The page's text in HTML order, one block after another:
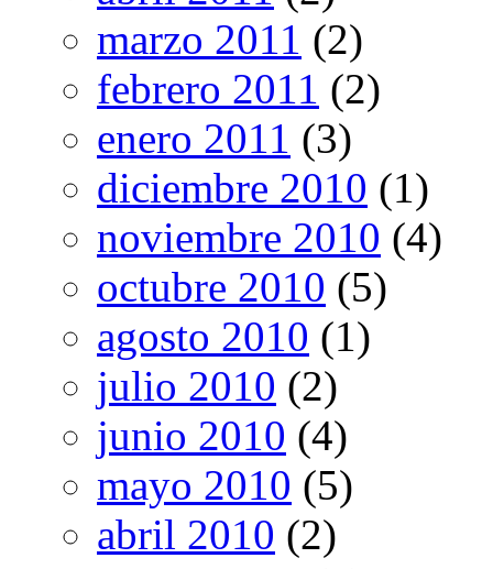
marzo 2011 (2)
febrero 2011 (2)
enero 2011 (3)
diciembre 2010 (1)
noviembre 2010 (4)
octubre 2010 (5)
agosto 2010 (1)
julio 2010 (2)
junio 2010 (4)
mayo 2010 (5)
abril 2010 (2)